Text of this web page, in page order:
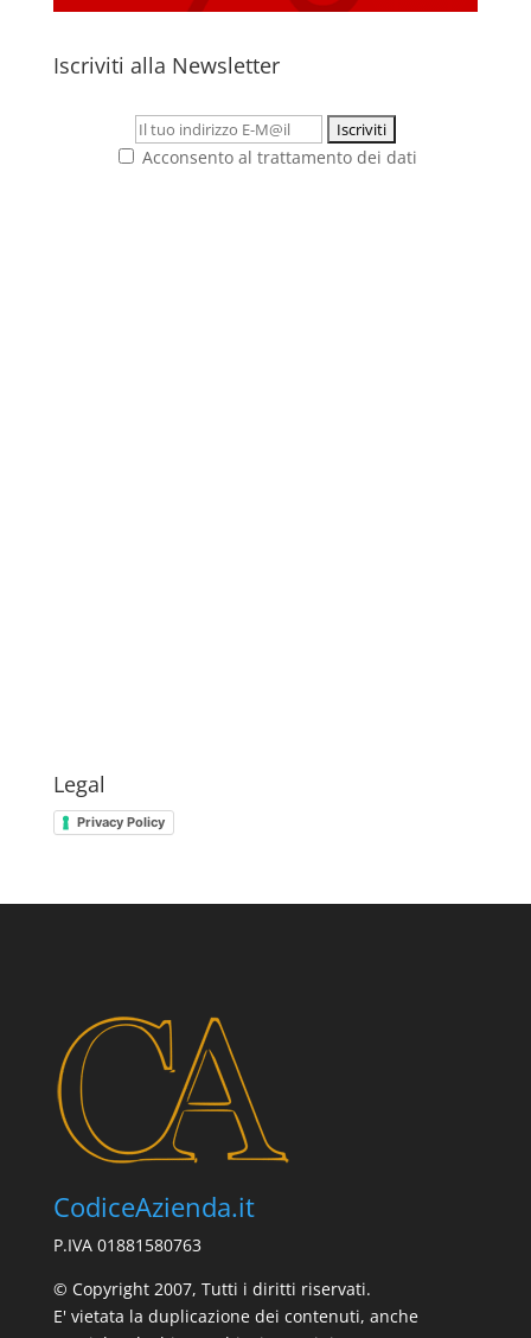
Iscriviti alla Newsletter
Acconsento al trattamento dei dati
Legal
Privacy Policy
CodiceAzienda.it
P.IVA 01881580763
© Copyright 2007, Tutti i diritti riservati.
E' vietata la duplicazione dei contenuti, anche